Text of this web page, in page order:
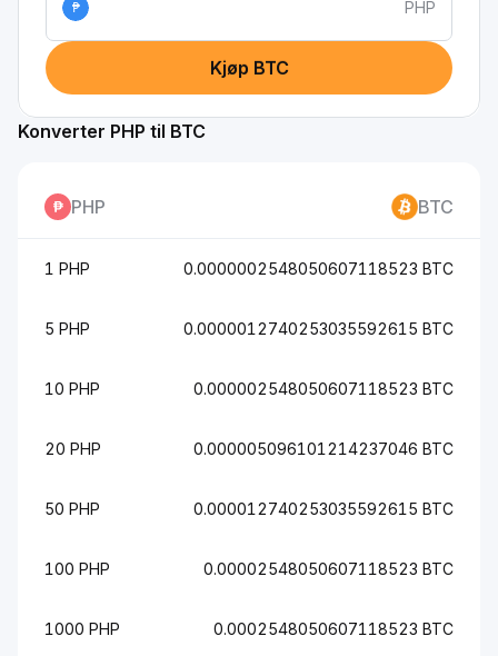
₱
PHP
Kjøp BTC
Konverter PHP til BTC
PHP BTC
1 PHP 0.0000002548050607118523 BTC
5 PHP 0.0000012740253035592615 BTC
10 PHP 0.000002548050607118523 BTC
20 PHP 0.000005096101214237046 BTC
50 PHP 0.000012740253035592615 BTC
100 PHP 0.00002548050607118523 BTC
1000 PHP 0.0002548050607118523 BTC